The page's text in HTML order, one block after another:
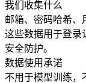
我们收集什么
邮箱、密码哈希、
这些数据用于登录
安全防护。
数据使用承诺
不用于模型训练，